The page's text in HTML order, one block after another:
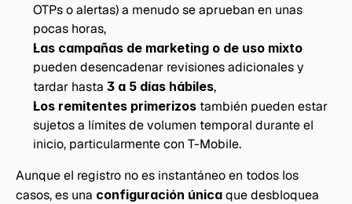
OTPs o alertas) a menudo se aprueban en unas
pocas horas,
Las campañas de marketing o de uso mixto
pueden desencadenar revisiones adicionales y
tardar hasta 3 a 5 días hábiles,
Los remitentes primerizos también pueden estar
sujetos a límites de volumen temporal durante el
inicio, particularmente con T-Mobile.
Aunque el registro no es instantáneo en todos los
casos, es una configuración única que desbloquea